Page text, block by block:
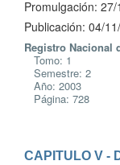
Promulgación:
Publicación: 04/
Registro Nacional
Tomo: 1
Semestre: 2
Año: 2003
Página: 728
CAPITULO V -